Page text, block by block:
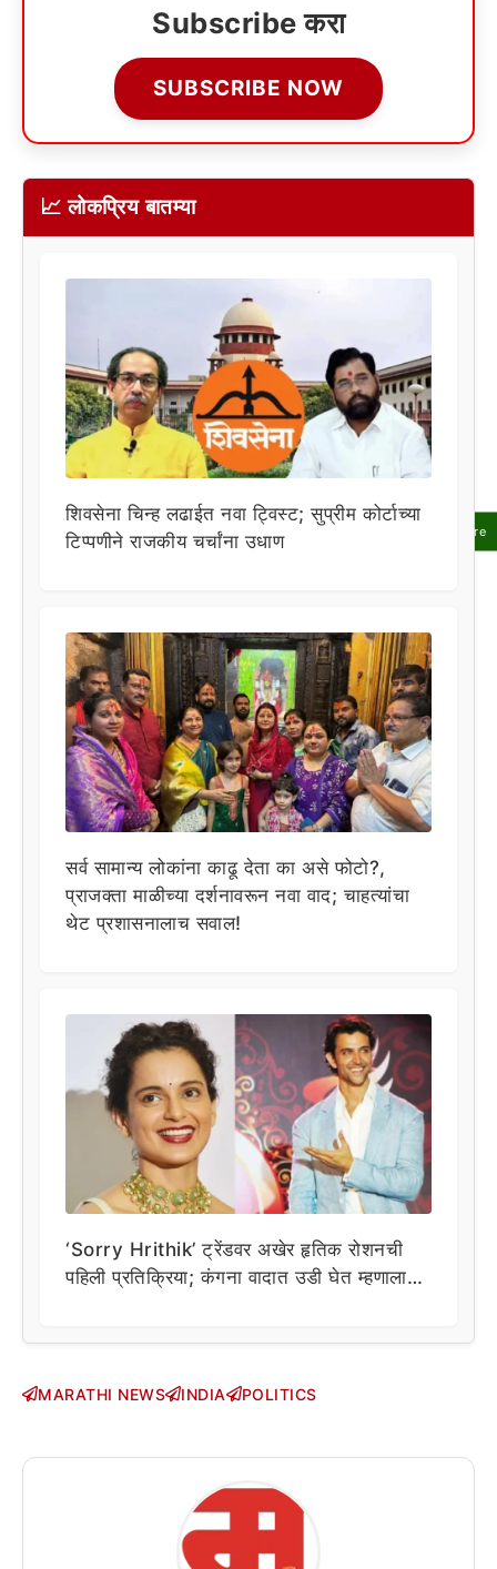
Share
Subscribe करा
SUBSCRIBE NOW
📈 लोकप्रिय बातम्या
शिवसेना चिन्ह लढाईत नवा ट्विस्ट; सुप्रीम कोर्टाच्या
टिप्पणीने राजकीय चर्चांना उधाण
सर्व सामान्य लोकांना काढू देता का असे फोटो?,
प्राजक्ता माळीच्या दर्शनावरून नवा वाद; चाहत्यांचा
थेट प्रशासनालाच सवाल!
‘Sorry Hrithik’ ट्रेंडवर अखेर हृतिक रोशनची
पहिली प्रतिक्रिया; कंगना वादात उडी घेत म्हणाला…
MARATHI NEWS INDIA POLITICS